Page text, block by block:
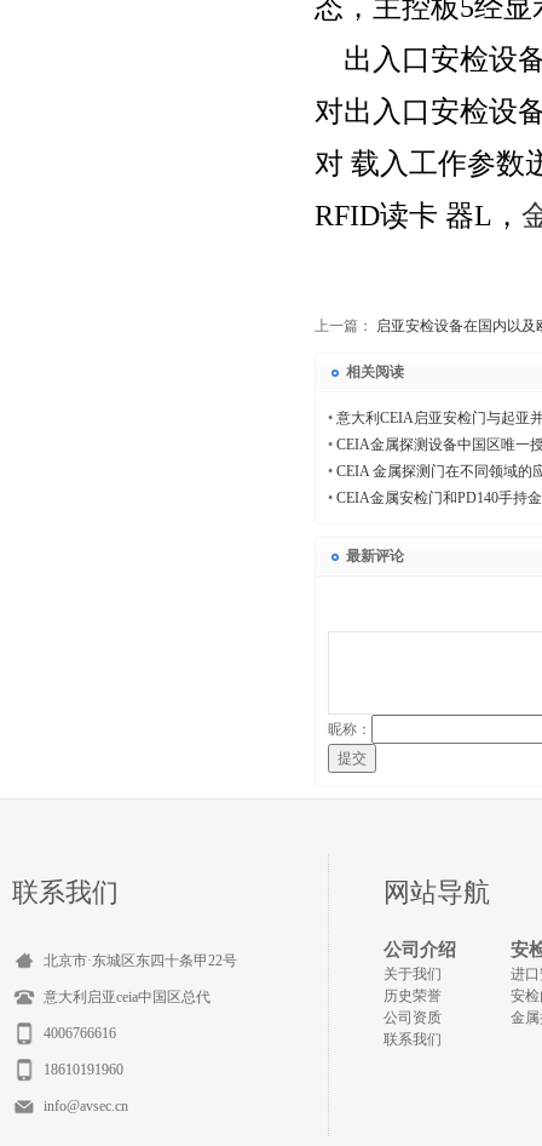
态，主控板5经
出入口安检设
对出入口安检设
对 载入工作参数
RFID读卡 器L，
上一篇： 启亚安检设备在国内以及
相关阅读
• 意大利CEIA启亚安检门与起亚
• CEIA金属探测设备中国区唯一
• CEIA 金属探测门在不同领域的
• CEIA金属安检门和PD140手持
最新评论
昵称：
提交
联系我们
北京市·东城区东四十条甲22号
意大利启亚ceia中国区总代
4006766616
18610191960
info@avsec.cn
网站导航
公司介绍
关于我们
历史荣誉
公司资质
联系我们
安
进
安
金